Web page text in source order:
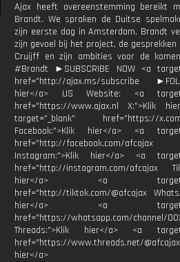
Ajax heeft overeenstemming bereikt
Brandt. We spraken de Duitse
zijn eerste dag in Amsterdam. Brandt
zijn gevoel bij het project, de
Cruijff en zijn ambities voor de
#Brandt ►SUBSCRIBE NOW <a
href="http://ajax.ms/subscribe
hier</a> US Website: <a
href="https://www.ajax.nl X:">Klik
target="_blank" href="https://x.com/
Facebook:">Klik hier</a> <a
href="http://facebook.com/afcajax
Instagram:">Klik hier</a> <a
href="http://instagram.com/afcajax
hier</a> <a
href="http://tiktok.com/@afcajax
hier</a> <a
href="https://whatsapp.com/channel/
Threads:">Klik hier</a> <a
href="https://www.threads.net/
hier</a>